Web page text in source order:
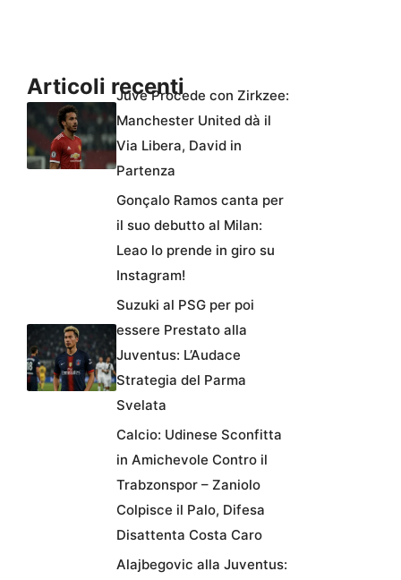
Articoli recentiJuve Procede con Zirkzee:
Manchester United dà il
Via Libera, David in
Partenza
Gonçalo Ramos canta per
il suo debutto al Milan:
Leao lo prende in giro su
Instagram!
Suzuki al PSG per poi
essere Prestato alla
Juventus: L’Audace
Strategia del Parma
Svelata
Calcio: Udinese Sconfitta
in Amichevole Contro il
Trabzonspor – Zaniolo
Colpisce il Palo, Difesa
Disattenta Costa Caro
Alajbegovic alla Juventus: